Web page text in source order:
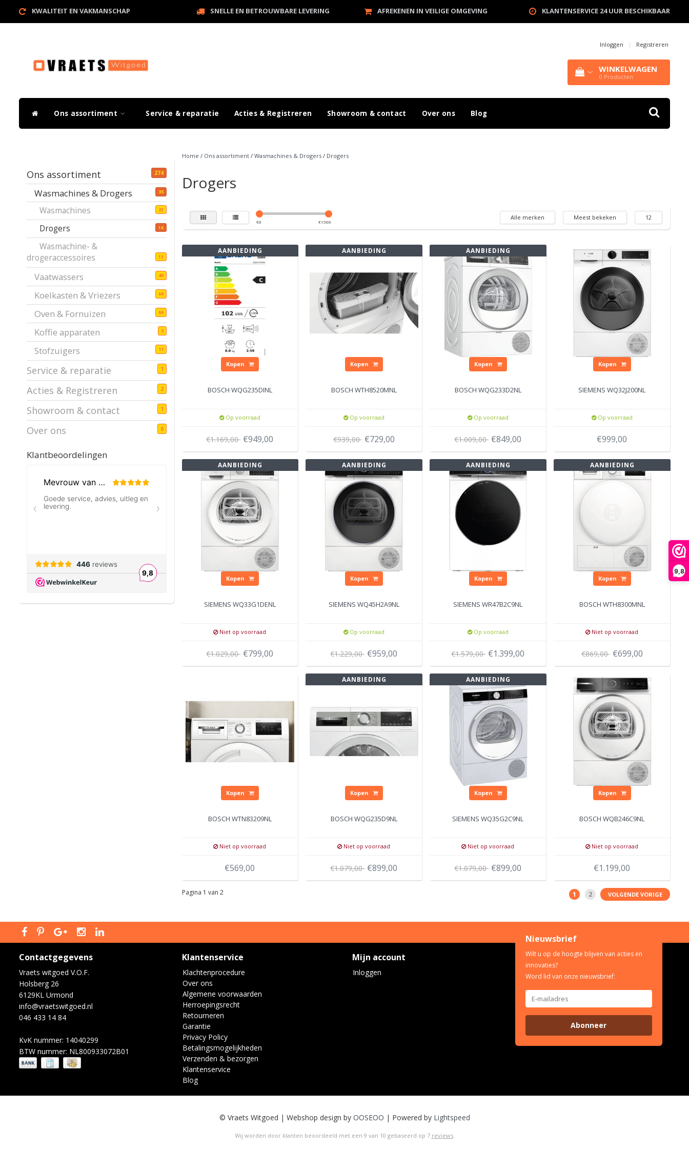
9,8
KWALITEIT EN VAKMANSCHAP SNELLE EN BETROUWBARE LEVERING AFREKENEN IN VEILIGE OMGEVING KLANTENSERVICE 24 UUR BESCHIKBAAR
Inloggen | Registreren
WINKELWAGEN
0 Producten
Ons assortiment Service & reparatie Acties & Registreren Showroom & contact Over ons Blog
Ons assortiment 274
Wasmachines & Drogers 35
Wasmachines 23
Drogers 16
Wasmachine- &
drogeraccessoires
13
Vaatwassers 40
Koelkasten & Vriezers 69
Oven & Fornuizen 66
Koffie apparaten 3
Stofzuigers 11
Service & reparatie 1
Acties & Registreren 2
Showroom & contact 1
Over ons 0
Klantbeoordelingen
Home / Ons assortiment/ Wasmachines & Drogers/ Drogers
Drogers
€0 €1500
Alle merken Meest bekeken 12
AANBIEDING
Kopen
BOSCH WQG235DINL
Op voorraad
€1.169,00 €949,00
AANBIEDING
Kopen
BOSCH WTH8520MNL
Op voorraad
€939,00 €729,00
AANBIEDING
Kopen
BOSCH WQG233D2NL
Op voorraad
€1.009,00 €849,00
Kopen
SIEMENS WQ32J200NL
Op voorraad
€999,00
AANBIEDING
Kopen
SIEMENS WQ33G1DENL
Niet op voorraad
€1.029,00 €799,00
AANBIEDING
Kopen
SIEMENS WQ45H2A9NL
Op voorraad
€1.229,00 €959,00
AANBIEDING
Kopen
SIEMENS WR47B2C9NL
Op voorraad
€1.579,00 €1.399,00
AANBIEDING
Kopen
BOSCH WTH8300MNL
Niet op voorraad
€869,00 €699,00
Kopen
BOSCH WTN83209NL
Niet op voorraad
€569,00
AANBIEDING
Kopen
BOSCH WQG235D9NL
Niet op voorraad
€1.079,00 €899,00
AANBIEDING
Kopen
SIEMENS WQ35G2C9NL
Niet op voorraad
€1.079,00 €899,00
Kopen
BOSCH WQB246C9NL
Niet op voorraad
€1.199,00
Pagina 1 van 2 1 2 VOLGENDE VORIGE
Contactgegevens
Vraets witgoed V.O.F.
Holsberg 26
6129KL Urmond
info@vraetswitgoed.nl
046 433 14 84
KvK nummer: 14040299
BTW nummer: NL800933072B01
Klantenservice
Klachtenprocedure
Over ons
Algemene voorwaarden
Herroepingsrecht
Retourneren
Garantie
Privacy Policy
Betalingsmogelijkheden
Verzenden & bezorgen
Klantenservice
Blog
Mijn account
Inloggen
Nieuwsbrief
Wilt u op de hoogte blijven van acties en
innovaties?
Word lid van onze nieuwsbrief:
Abonneer
© Vraets Witgoed | Webshop design by OOSEOO | Powered by Lightspeed
Wij worden door klanten beoordeeld met een 9 van 10 gebaseerd op 7 reviews.